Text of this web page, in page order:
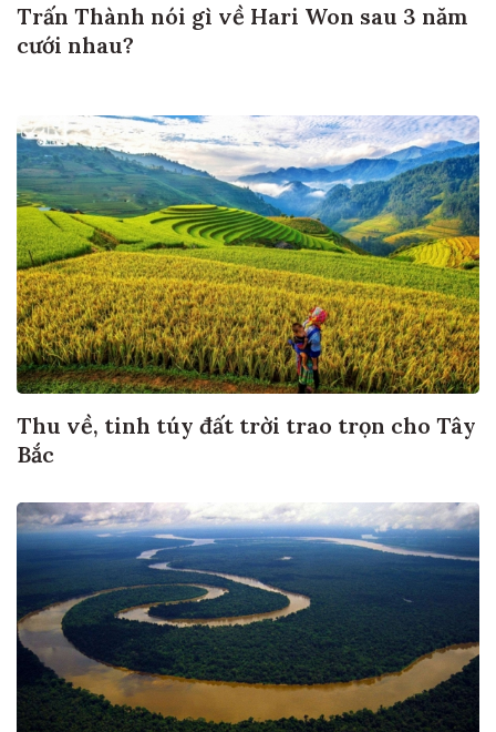
Trấn Thành nói gì về Hari Won sau 3 năm
cưới nhau?
Thu về, tinh túy đất trời trao trọn cho Tây
Bắc